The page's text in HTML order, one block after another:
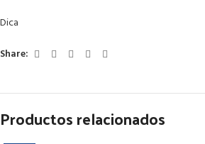
Dica
Share:
Productos relacionados